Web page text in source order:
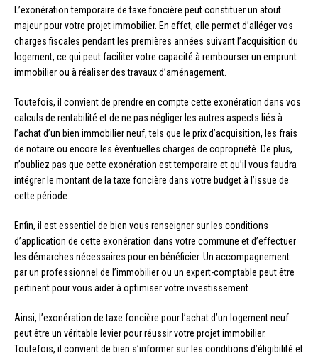
L’exonération temporaire de taxe foncière peut constituer un atout
majeur pour votre projet immobilier. En effet, elle permet d’alléger vos
charges fiscales pendant les premières années suivant l’acquisition du
logement, ce qui peut faciliter votre capacité à rembourser un emprunt
immobilier ou à réaliser des travaux d’aménagement.
Toutefois, il convient de prendre en compte cette exonération dans vos
calculs de rentabilité et de ne pas négliger les autres aspects liés à
l’achat d’un bien immobilier neuf, tels que le prix d’acquisition, les frais
de notaire ou encore les éventuelles charges de copropriété. De plus,
n’oubliez pas que cette exonération est temporaire et qu’il vous faudra
intégrer le montant de la taxe foncière dans votre budget à l’issue de
cette période.
Enfin, il est essentiel de bien vous renseigner sur les conditions
d’application de cette exonération dans votre commune et d’effectuer
les démarches nécessaires pour en bénéficier. Un accompagnement
par un professionnel de l’immobilier ou un expert-comptable peut être
pertinent pour vous aider à optimiser votre investissement.
Ainsi, l’exonération de taxe foncière pour l’achat d’un logement neuf
peut être un véritable levier pour réussir votre projet immobilier.
Toutefois, il convient de bien s’informer sur les conditions d’éligibilité et